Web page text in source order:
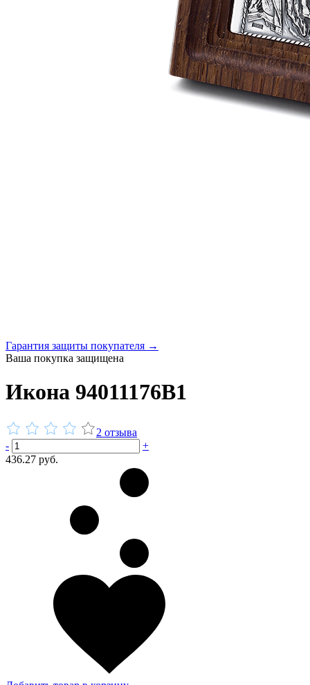
Гарантия защиты покупателя →
Ваша покупка защищена
Икона 94011176В1
2 отзыва
-
+
436.27 руб.